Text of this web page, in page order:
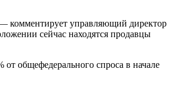
комментирует управляющий директор
сейчас находятся продавцы
общефедерального спроса в начале